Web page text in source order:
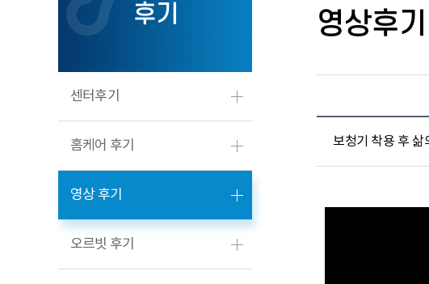
후기
센터후기
홈케어 후기
영상 후기
오르빗 후기
영상후기
보청기 착용 후